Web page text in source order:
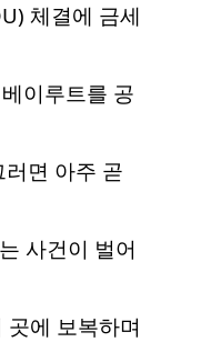
체결에 금세
이루트를 공
면 아주 곧
사건이 벌어
에 보복하며